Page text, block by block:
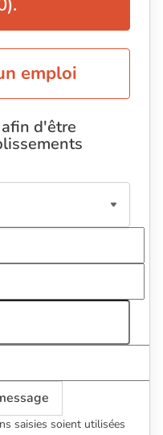
emploi
d'être
saisies soient utilisées